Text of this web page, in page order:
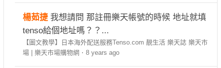
楊茹捷 我想請問 那註冊樂天帳號的時候 地址就填
tenso給個地址嗎？？...
【圖文教學】日本海外配送服務Tenso.com 靚生活 樂天誌 樂天市
場 | 樂天市場購物網 ·8 years ago